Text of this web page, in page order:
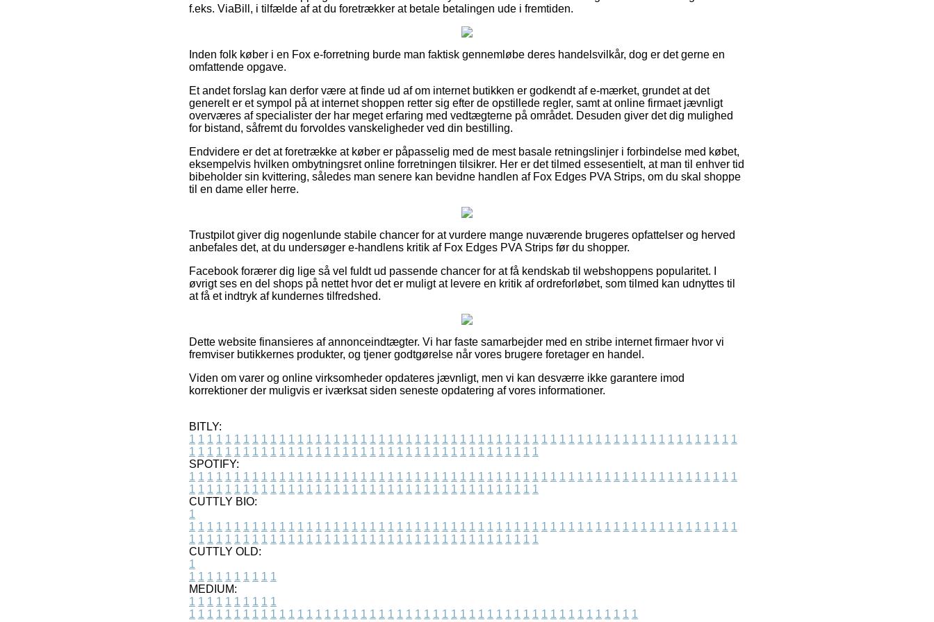
f.eks. ViaBill, i tilfælde af at du foretrækker at betale betalingen ude i fremtiden.
Inden folk køber i en Fox e-forretning burde man faktisk gennemløbe deres handelsvilkår, dog er det gerne en
omfattende opgave.
Et andet forslag kan derfor være at finde ud af om internet butikken er godkendt af e-mærket, grundet at det
generelt er et sympol på at internet shoppen retter sig efter de opstillede regler, samt at online firmaet jævnligt
overværes af specialister der har meget erfaring med vedtægterne på området. Desuden giver det dig mulighed
for bistand, såfremt du forvoldes vanskeligheder ved din bestilling.
Endvidere er det at foretrække at køber er påpasselig med de mest basale retningslinjer i forbindelse med købet,
eksempelvis hvilken ombytningsret online forretningen tilsikrer. Her er det tilmed essesentielt, at man til enhver tid
bibeholder sin kvittering, således man senere kan bevidne handlen af Fox Edges PVA Strips, om du skal shoppe
til en dame eller herre.
Trustpilot giver dig nogenlunde stabile chancer for at vurdere mange nuværende brugeres opfattelser og herved
anbefales det, at du undersøger e-handlens kritik af Fox Edges PVA Strips før du shopper.
Facebook forærer dig lige så vel fuldt ud passende chancer for at få kendskab til webshoppens popularitet. I
øvrigt ses en del shops på nettet hvor det er muligt at levere en kritik af ordreforløbet, som tilmed kan udnyttes til
at få et indtryk af kundernes tilfredshed.
Dette website finansieres af annonceindtægter. Vi har faste samarbejder med en stribe internet firmaer hvor vi
fremviser butikkernes produkter, og tjener godtgørelse når vores brugere foretager en handel.
Viden om varer og online virksomheder opdateres jævnligt, men vi kan desværre ikke garantere imod
korrektioner der muligvis er iværksat siden seneste opdatering af vores informationer.
BITLY:
1 1 1 1 1 1 1 1 1 1 1 1 1 1 1 1 1 1 1 1 1 1 1 1 1 1 1 1 1 1 1 1 1 1 1 1 1 1 1 1 1 1 1 1 1 1 1 1 1 1 1 1 1 1 1 1 1 1 1 1 1
1 1 1 1 1 1 1 1 1 1 1 1 1 1 1 1 1 1 1 1 1 1 1 1 1 1 1 1 1 1 1 1 1 1 1 1 1 1 1
SPOTIFY:
1 1 1 1 1 1 1 1 1 1 1 1 1 1 1 1 1 1 1 1 1 1 1 1 1 1 1 1 1 1 1 1 1 1 1 1 1 1 1 1 1 1 1 1 1 1 1 1 1 1 1 1 1 1 1 1 1 1 1 1 1
1 1 1 1 1 1 1 1 1 1 1 1 1 1 1 1 1 1 1 1 1 1 1 1 1 1 1 1 1 1 1 1 1 1 1 1 1 1 1
CUTTLY BIO:
1
1 1 1 1 1 1 1 1 1 1 1 1 1 1 1 1 1 1 1 1 1 1 1 1 1 1 1 1 1 1 1 1 1 1 1 1 1 1 1 1 1 1 1 1 1 1 1 1 1 1 1 1 1 1 1 1 1 1 1 1 1
1 1 1 1 1 1 1 1 1 1 1 1 1 1 1 1 1 1 1 1 1 1 1 1 1 1 1 1 1 1 1 1 1 1 1 1 1 1 1
CUTTLY OLD:
1
1 1 1 1 1 1 1 1 1 1
MEDIUM:
1 1 1 1 1 1 1 1 1 1
1 1 1 1 1 1 1 1 1 1 1 1 1 1 1 1 1 1 1 1 1 1 1 1 1 1 1 1 1 1 1 1 1 1 1 1 1 1 1 1 1 1 1 1 1 1 1 1 1 1